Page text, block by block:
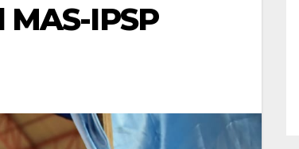
IPSP